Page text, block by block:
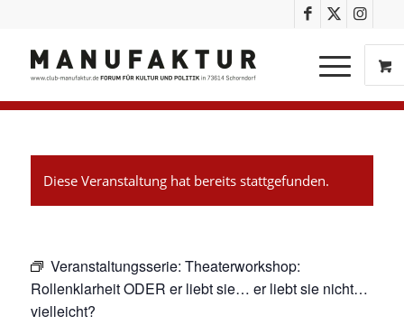
Diese Veranstaltung hat bereits stattgefunden.
Veranstaltungsserie: Theaterworkshop:
Rollenklarheit ODER er liebt sie… er liebt sie nicht…
vielleicht?